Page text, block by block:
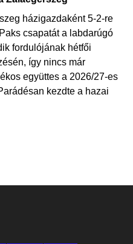
házigazdaként 5-2-re
csapatát a labdarúgó
fordulójának hétfői
így nincs már
együttes a 2026/27-es
kezdte a hazai